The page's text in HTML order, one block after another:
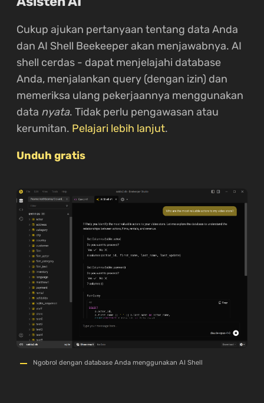
Cukup ajukan pertanyaan tentang data Anda
dan AI Shell Beekeeper akan menjawabnya. AI
shell cerdas - dapat menjelajahi database
Anda, menjalankan query (dengan izin) dan
memeriksa ulang pekerjaannya menggunakan
data nyata. Tidak perlu pengawasan atau
kerumitan. Pelajari lebih lanjut.
Unduh gratis
Ngobrol dengan database Anda menggunakan AI Shell